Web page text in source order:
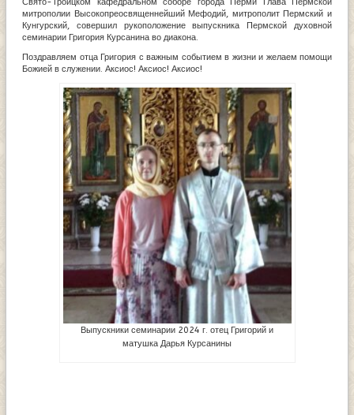
Свято-Троицком кафедральном соборе города Перми Глава Пермской
митрополии Высокопреосвященнейший Мефодий, митрополит Пермский и
Кунгурский, совершил рукоположение выпускника Пермской духовной
семинарии Григория Курсанина во диакона.
Поздравляем отца Григория с важным событием в жизни и желаем помощи
Божией в служении. Аксиос! Аксиос! Аксиос!
Выпускники семинарии 2024 г. отец Григорий и
матушка Дарья Курсанины